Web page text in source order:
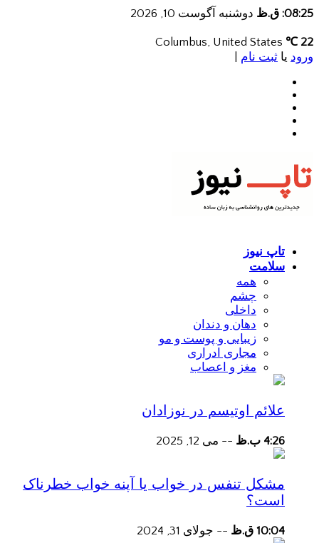
08:25: ق.ظ دوشنبه آگوست 10, 2026
22 ℃
ورود یا ثبت نام
تاپ نیوز
سلامت
همه
چشم
داخلی
دهان و دندان
زیبایی و پوست و مو
مجاری ادراری
مغز و اعصاب
علائم اوتیسم در نوزادان
4:26 ب.ظ -- می 12, 2025
مشکل تنفس در خواب یا آپنه خواب خطرناک
است؟
10:04 ق.ظ -- جولای 31, 2024